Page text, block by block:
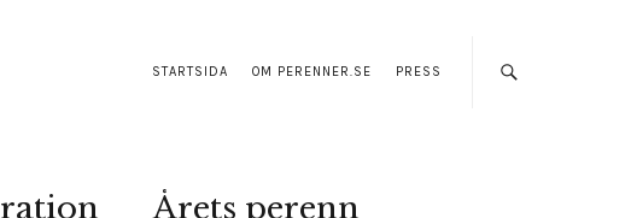
STARTSIDA OM PERENNER.SE PRESS
Årets perenn